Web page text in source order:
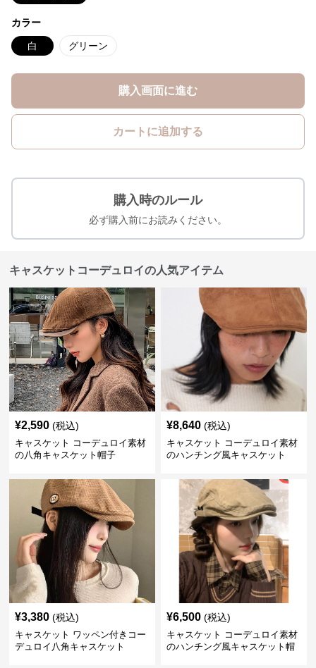
カラー
白 グリーン
購入画面に進む
カートに追加する
購入時のルール
必ず購入前にお読みください。
キャスケットコーデュロイの人気アイテム
¥2,590 (税込)
キャスケット コーデュロイ素材
の八角キャスケット帽子
¥8,640 (税込)
キャスケット コーデュロイ素材
のハンチング風キャスケット
¥3,380 (税込)
キャスケット ワッペン付きコー
デュロイ八角キャスケット
¥6,500 (税込)
キャスケット コーデュロイ素材
のハンチング風キャスケット帽